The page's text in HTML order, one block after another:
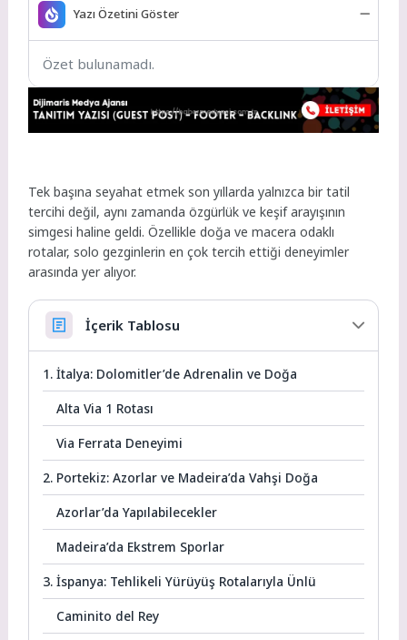
Yazı Özetini Göster
Özet bulunamadı.
Tek başına seyahat etmek son yıllarda yalnızca bir tatil
tercihi değil, aynı zamanda özgürlük ve keşif arayışının
simgesi haline geldi. Özellikle doğa ve macera odaklı
rotalar, solo gezginlerin en çok tercih ettiği deneyimler
arasında yer alıyor.
İçerik Tablosu
1. İtalya: Dolomitler’de Adrenalin ve Doğa
Alta Via 1 Rotası
Via Ferrata Deneyimi
2. Portekiz: Azorlar ve Madeira’da Vahşi Doğa
Azorlar’da Yapılabilecekler
Madeira’da Ekstrem Sporlar
3. İspanya: Tehlikeli Yürüyüş Rotalarıyla Ünlü
Caminito del Rey